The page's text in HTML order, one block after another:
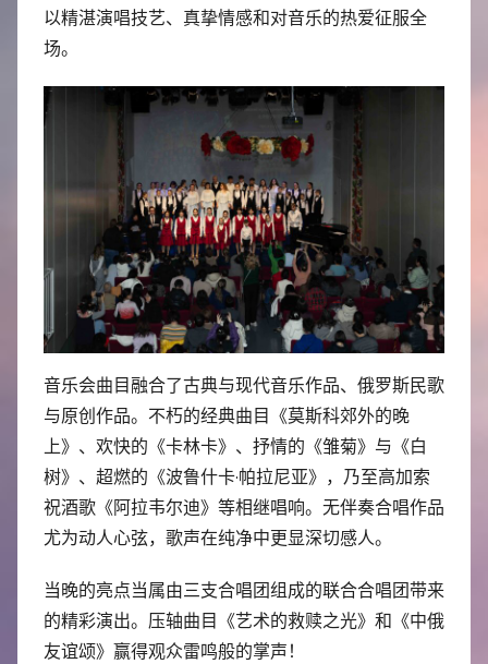
以精湛演唱技艺、真挚情感和对音乐的热爱征服全
场。
音乐会曲目融合了古典与现代音乐作品、俄罗斯民歌
与原创作品。不朽的经典曲目《莫斯科郊外的晚
上》、欢快的《卡林卡》、抒情的《雏菊》与《白
树》、超燃的《波鲁什卡·帕拉尼亚》，乃至高加索
祝酒歌《阿拉韦尔迪》等相继唱响。无伴奏合唱作品
尤为动人心弦，歌声在纯净中更显深切感人。
当晚的亮点当属由三支合唱团组成的联合合唱团带来
的精彩演出。压轴曲目《艺术的救赎之光》和《中俄
友谊颂》赢得观众雷鸣般的掌声！